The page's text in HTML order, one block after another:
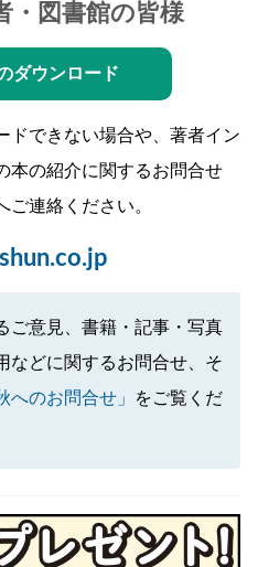
・図書館の皆様
ダウンロード
ドできない場合や、著者イン
本の紹介に関するお問合せ
ご連絡ください。
ご意見、書籍・記事・写真
などに関するお問合せ、そ
へのお問合せ」
をご覧くだ